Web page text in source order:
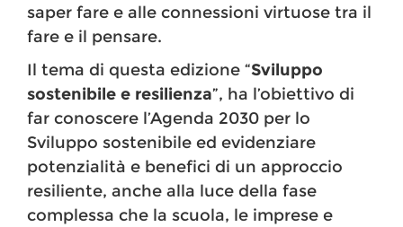
saper fare e alle connessioni virtuose tra il
fare e il pensare.
Il tema di questa edizione “Sviluppo
sostenibile e resilienza”, ha l’obiettivo di
far conoscere l’Agenda 2030 per lo
Sviluppo sostenibile ed evidenziare
potenzialità e benefici di un approccio
resiliente, anche alla luce della fase
complessa che la scuola, le imprese e